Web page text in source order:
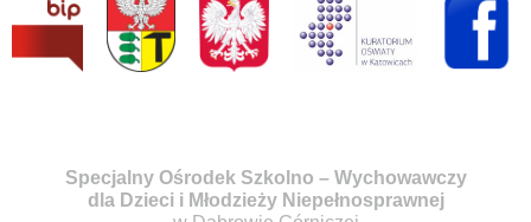
Specjalny Ośrodek Szkolno – Wychowawczy
dla Dzieci i Młodzieży Niepełnosprawnej